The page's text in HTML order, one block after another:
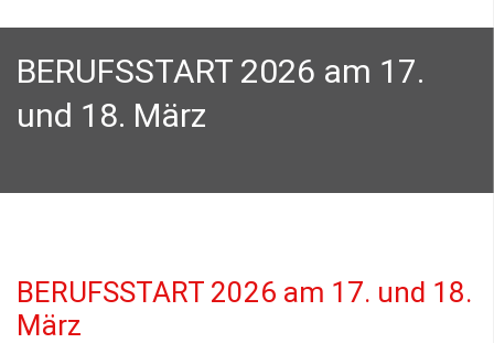
BERUFSSTART 2026 am 17.
und 18. März
BERUFSSTART 2026 am 17. und 18.
März